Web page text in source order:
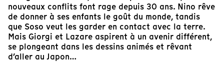
nouveaux conflits font rage depuis 30 ans. Nino rêve
de donner à ses enfants le goût du monde, tandis
que Soso veut les garder en contact avec la terre.
Mais Giorgi et Lazare aspirent à un avenir différent,
se plongeant dans les dessins animés et rêvant
d’aller au Japon…